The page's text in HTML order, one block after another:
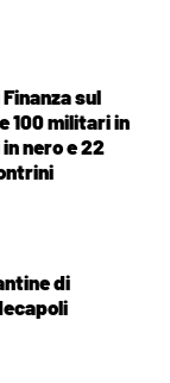
sul
100 militari in
nero e 22
di